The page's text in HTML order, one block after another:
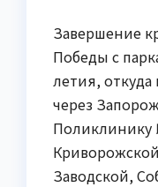
Завершение
Победы с
летия, откуда
через
Поликлинику
Заводской,